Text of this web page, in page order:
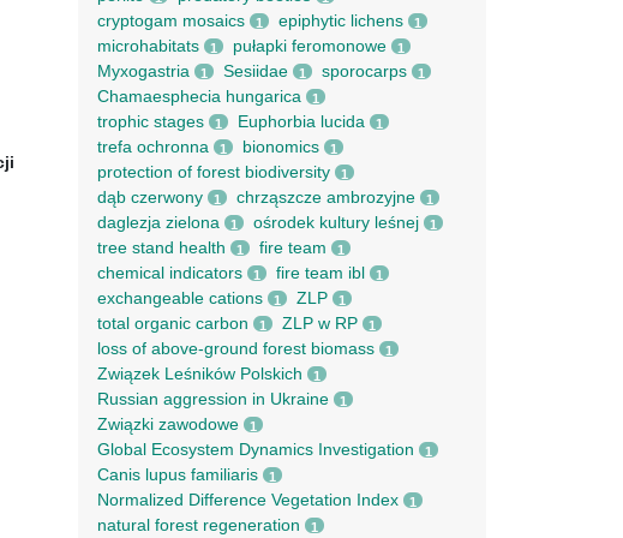
cryptogam mosaics 1 epiphytic lichens 1
microhabitats 1 pułapki feromonowe 1
Myxogastria 1 Sesiidae 1 sporocarps 1
Chamaesphecia hungarica 1
trophic stages 1 Euphorbia lucida 1
trefa ochronna 1 bionomics 1
protection of forest biodiversity 1
dąb czerwony 1 chrząszcze ambrozyjne 1
daglezja zielona 1 ośrodek kultury leśnej 1
tree stand health 1 fire team 1
chemical indicators 1 fire team ibl 1
exchangeable cations 1 ZLP 1
total organic carbon 1 ZLP w RP 1
loss of above-ground forest biomass 1
Związek Leśników Polskich 1
Russian aggression in Ukraine 1
Związki zawodowe 1
Global Ecosystem Dynamics Investigation 1
Canis lupus familiaris 1
Normalized Difference Vegetation Index 1
natural forest regeneration 1